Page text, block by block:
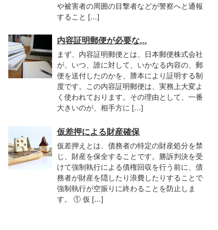
や被害者の周囲の目撃者などが警察へと通報
すること […]
内容証明郵便が必要な...
まず、内容証明郵便とは、日本郵便株式会社
が、いつ、誰に対して、いかなる内容の、郵
便を送付したのかを、謄本により証明する制
度です。この内容証明郵便は、実務上大変よ
く使われております。その理由として、一番
大きいのが、相手方に […]
仮差押による財産確保
仮差押えとは、債務者の特定の財産処分を禁
じ、財産を保全することです。勝訴判決を受
けて強制執行による債権回収を行う前に、債
務者が財産を隠したり浪費したりすることで
強制執行が空振りに終わることを防止しま
す。 ① 仮 […]